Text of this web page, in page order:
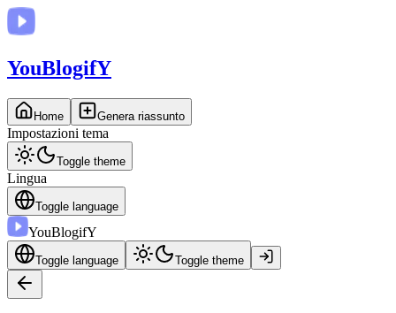
YouBlogifY
Home Genera riassunto
Impostazioni tema
Toggle theme
Lingua
Toggle language
YouBlogifY
Toggle language Toggle theme